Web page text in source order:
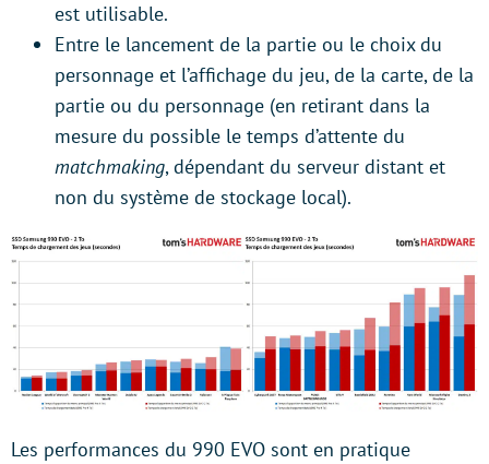
est utilisable.
Entre le lancement de la partie ou le choix du
personnage et l’affichage du jeu, de la carte, de la
partie ou du personnage (en retirant dans la
mesure du possible le temps d’attente du
matchmaking, dépendant du serveur distant et
non du système de stockage local).
Les performances du 990 EVO sont en pratique